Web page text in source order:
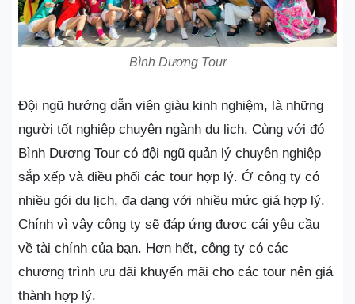
Bình Dương Tour
Đội ngũ hướng dẫn viên giàu kinh nghiệm, là những
người tốt nghiệp chuyên ngành du lịch. Cùng với đó
Bình Dương Tour có đội ngũ quản lý chuyên nghiệp
sắp xếp và điều phối các tour hợp lý. Ở công ty có
nhiều gói du lịch, đa dạng với nhiều mức giá hợp lý.
Chính vì vậy công ty sẽ đáp ứng được cái yêu cầu
về tài chính của bạn. Hơn hết, công ty có các
chương trình ưu đãi khuyến mãi cho các tour nên giá
thành hợp lý.